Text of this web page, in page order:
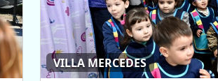
VILLA MERCEDES